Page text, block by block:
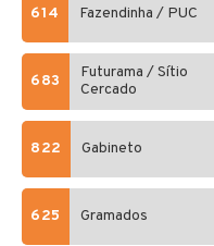
614 Fazendinha / PUC
683
Futurama / Sítio
Cercado
822 Gabineto
625 Gramados